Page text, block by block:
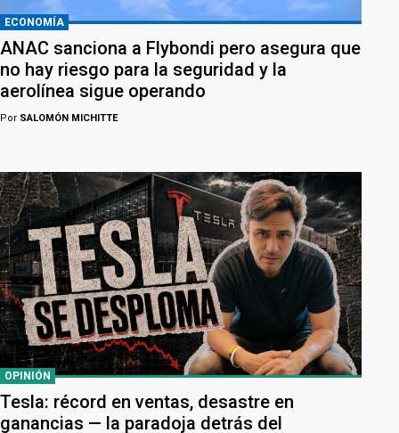
ECONOMÍA
ANAC sanciona a Flybondi pero asegura que
no hay riesgo para la seguridad y la
aerolínea sigue operando
Por SALOMÓN MICHITTE
OPINIÓN
Tesla: récord en ventas, desastre en
ganancias — la paradoja detrás del